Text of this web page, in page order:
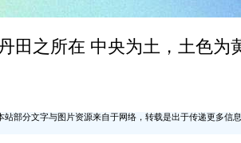
田之所在 中央为土，土色为
部分文字与图片资源来自于网络，转载是出于传递更多信